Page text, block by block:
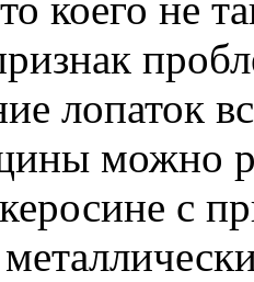
коего не
лопаток
можно
с